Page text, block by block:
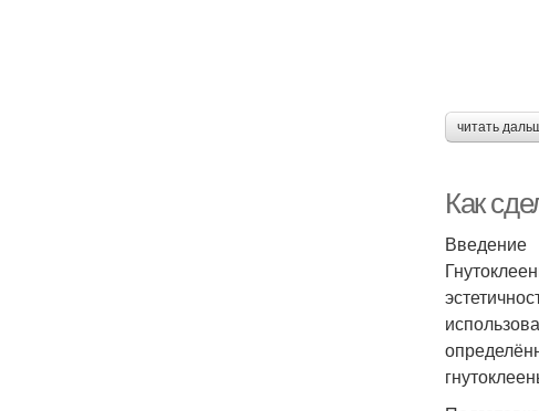
читать
Как
Введение